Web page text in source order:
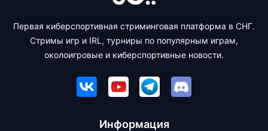
Первая киберспортивная стриминговая платформа в СНГ.
Стримы игр и IRL, турниры по популярным играм,
околоигровые и киберспортивные новости.
Информация